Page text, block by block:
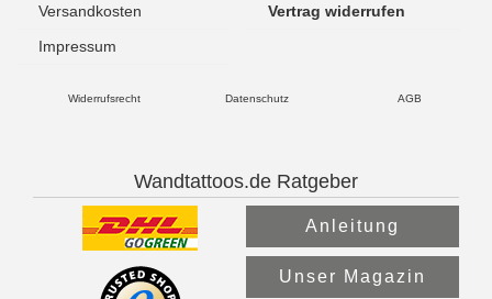
Versandkosten
Vertrag widerrufen
Impressum
Widerrufsrecht Datenschutz AGB
Wandtattoos.de Ratgeber
Anleitung
Unser Magazin